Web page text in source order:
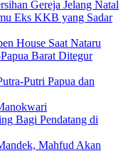
Gereja Jelang Natal
Eks KKB yang Sadar
House Saat Nataru
Barat Ditegur
Putri Papua dan
Bagi Pendatang di
Mahfud Akan